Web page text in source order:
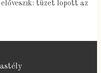
tüzet lopott az